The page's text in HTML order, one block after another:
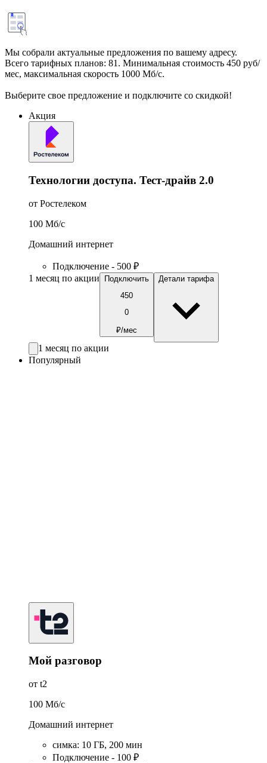
Мы собрали актуальные предложения по вашему адресу.
Всего тарифных планов: 81. Минимальная стоимость 450 руб/
мес, максимальная скорость 1000 Мб/с.
Выберите свое предложение и подключите со скидкой!
Акция
Технологии доступа. Тест-драйв 2.0
от Ростелеком
100 Мб/c
Домашний интернет
Подключение - 500 ₽
1 месяц по акции
Подключить
450
0
₽/мес
Детали тарифа
1 месяц по акции
Популярный
Мой разговор
от t2
100 Мб/c
Домашний интернет
симка: 10 ГБ, 200 мин
Подключение - 100 ₽